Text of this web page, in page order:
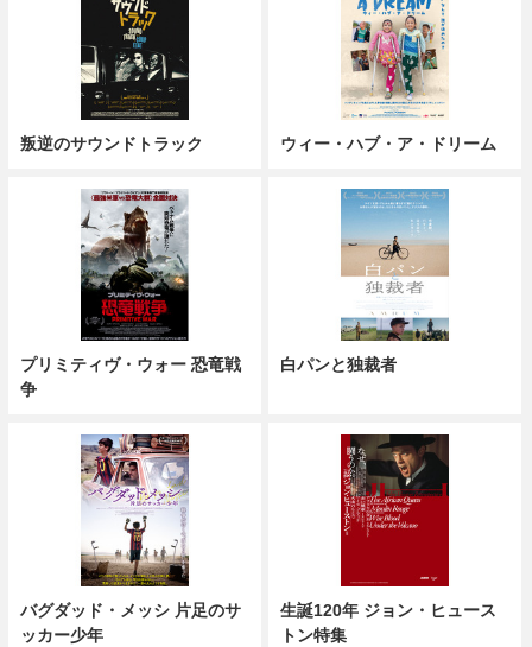
叛逆のサウンドトラック ウィー・ハブ・ア・ドリーム
プリミティヴ・ウォー 恐竜戦
争
白パンと独裁者
バグダッド・メッシ 片足のサ
ッカー少年
生誕120年 ジョン・ヒュース
トン特集